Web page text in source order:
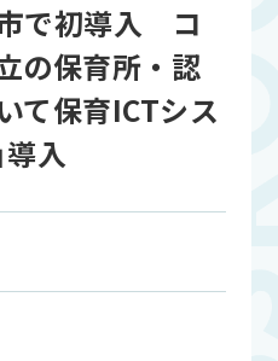
で初導入 コ
の保育所・認
て保育ICTシス
導入